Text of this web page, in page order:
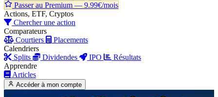
Passer au Premium — 9.99€/mois
Actions, ETF, Cryptos
Chercher une action
Comparateurs
Courtiers
Placements
Calendriers
Splits
Dividendes IPO
Résultats
Apprendre
Articles
Accéder à mon compte